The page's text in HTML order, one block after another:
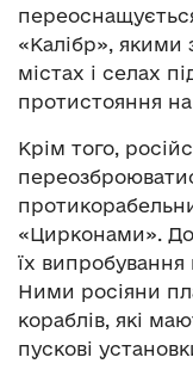
«Калібр», якими
містах і селах
протистояння
Крім того,
«Цирконами». До
їх
Ними росіяни
кораблів, які
пускові